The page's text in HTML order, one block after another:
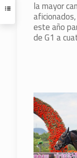
la mayor
este año
de G1 a